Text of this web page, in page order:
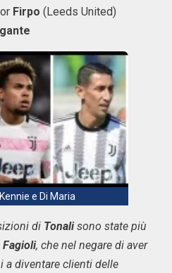
Firpo (Leeds United)
e Di Maria
di Tonalisono state più
Fagioli, che nel negare di aver
a diventare clienti delle